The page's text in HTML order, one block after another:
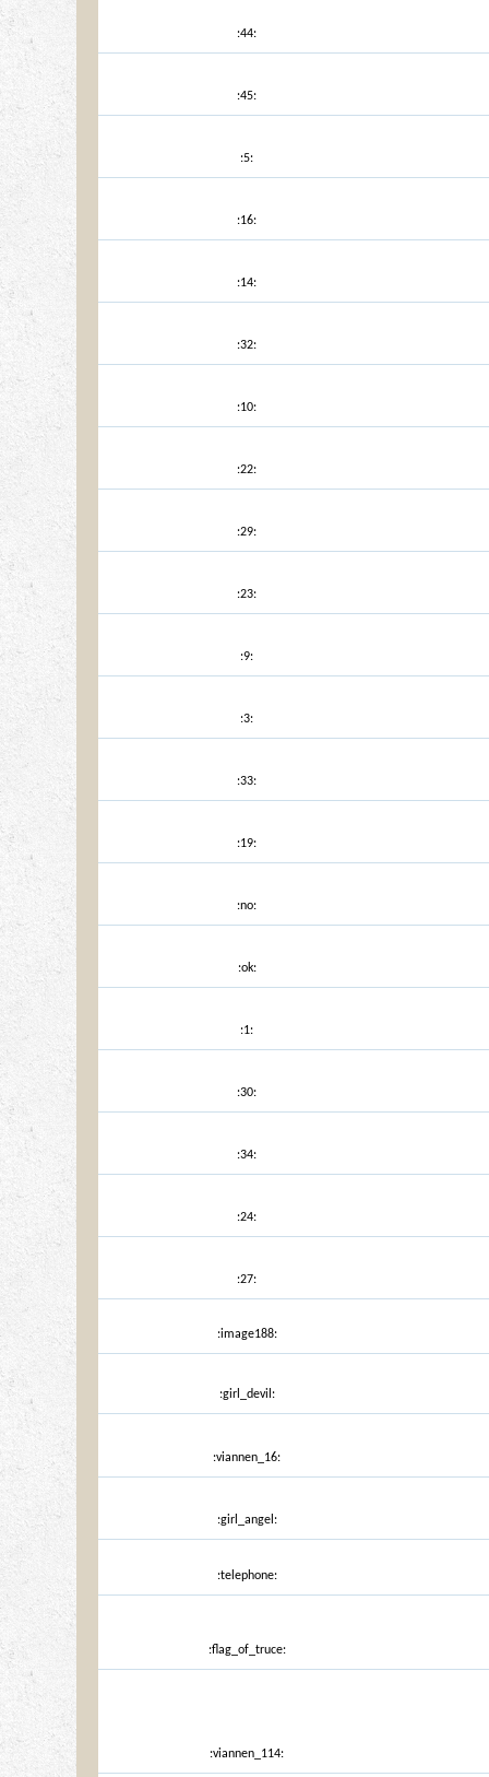
:44:
:45:
:5:
:16:
:14:
:32:
:10:
:22:
:29:
:23:
:9:
:3:
:33:
:19:
:no:
:ok:
:1:
:30:
:34:
:24:
:27:
:image188:
:girl_devil:
:viannen_16:
:girl_angel:
:telephone:
:flag_of_truce:
:viannen_114: